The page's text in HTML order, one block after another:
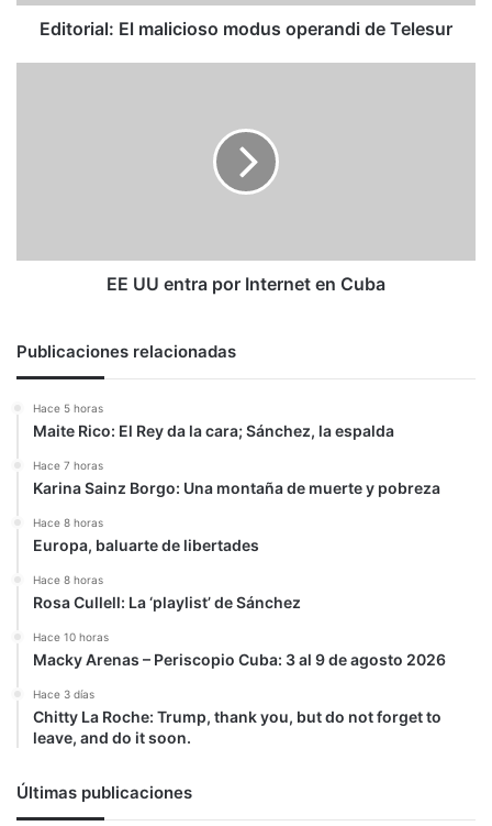
Editorial: El malicioso modus operandi de Telesur
EE UU entra por Internet en Cuba
Publicaciones relacionadas
Hace 5 horas
Maite Rico: El Rey da la cara; Sánchez, la espalda
Hace 7 horas
Karina Sainz Borgo: Una montaña de muerte y pobreza
Hace 8 horas
Europa, baluarte de libertades
Hace 8 horas
Rosa Cullell: La ‘playlist’ de Sánchez
Hace 10 horas
Macky Arenas – Periscopio Cuba: 3 al 9 de agosto 2026
Hace 3 días
Chitty La Roche: Trump, thank you, but do not forget to
leave, and do it soon.
Últimas publicaciones